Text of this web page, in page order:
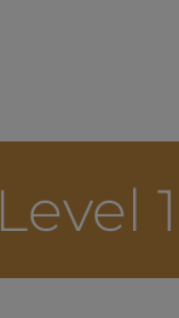
Level